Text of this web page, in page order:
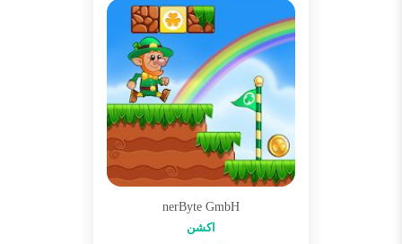
nerByte GmbH
اکشن